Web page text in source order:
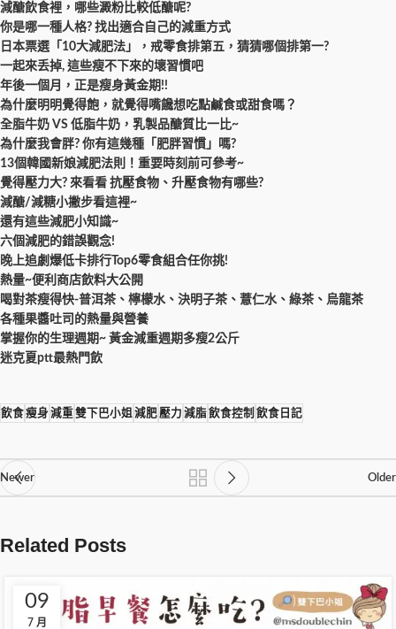
減醣飲食裡，哪些澱粉比較低醣呢?
你是哪一種人格? 找出適合自己的減重方式
日本票選「10大減肥法」，戒零食排第五，猜猜哪個排第一?
一起來丢掉, 這些瘦不下來的壞習慣吧
年後一個月，正是瘦身黃金期!!
為什麼明明覺得飽，就覺得嘴饞想吃點鹹食或甜食嗎？
全脂牛奶 VS 低脂牛奶，乳製品醣質比一比~
為什麼我會胖? 你有這幾種「肥胖習慣」嗎?
13個韓國新娘減肥法則！重要時刻前可參考~
覺得壓力大? 來看看 抗壓食物、升壓食物有哪些?
減醣/減糖小撇步看這裡~
還有這些減肥小知識~
六個減肥的錯誤觀念!
晚上追劇爆低卡排行Top6零食組合任你挑!
熱量~便利商店飲料大公開
喝對茶瘦得快-普洱茶、檸檬水、決明子茶、薏仁水、綠茶、烏龍茶
各種果醬吐司的熱量與營養
掌握你的生理週期~ 黃金減重週期多瘦2公斤
迷克夏ptt最熱門飲
飲食瘦身減重雙下巴小姐 減肥壓力 減脂飲食控制 飲食日記
Newer Older
Related Posts
09
7 月